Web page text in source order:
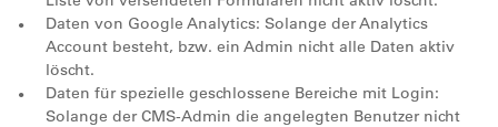
Daten von Google Analytics: Solange der Analytics
Account besteht, bzw. ein Admin nicht alle Daten aktiv
löscht.
Daten für spezielle geschlossene Bereiche mit Login:
Solange der CMS-Admin die angelegten Benutzer nicht